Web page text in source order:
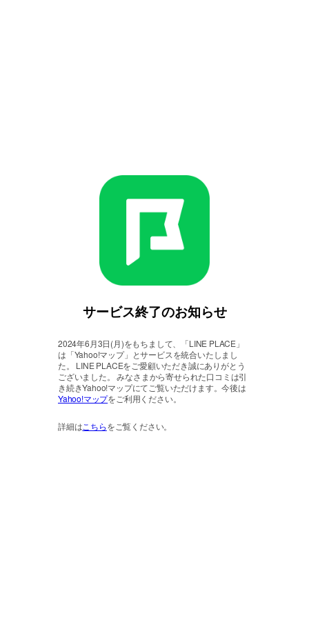
サービス終了のお知らせ
2024年6月3日(月)をもちまして、「LINE PLACE」
は「Yahoo!マップ」とサービスを統合いたしまし
た。
LINE PLACEをご愛顧いただき誠にありがとう
ございました。
みなさまから寄せられた口コミは引
き続きYahoo!マップにてご覧いただけます。今後は
Yahoo!マップをご利用ください。
詳細はこちらをご覧ください。